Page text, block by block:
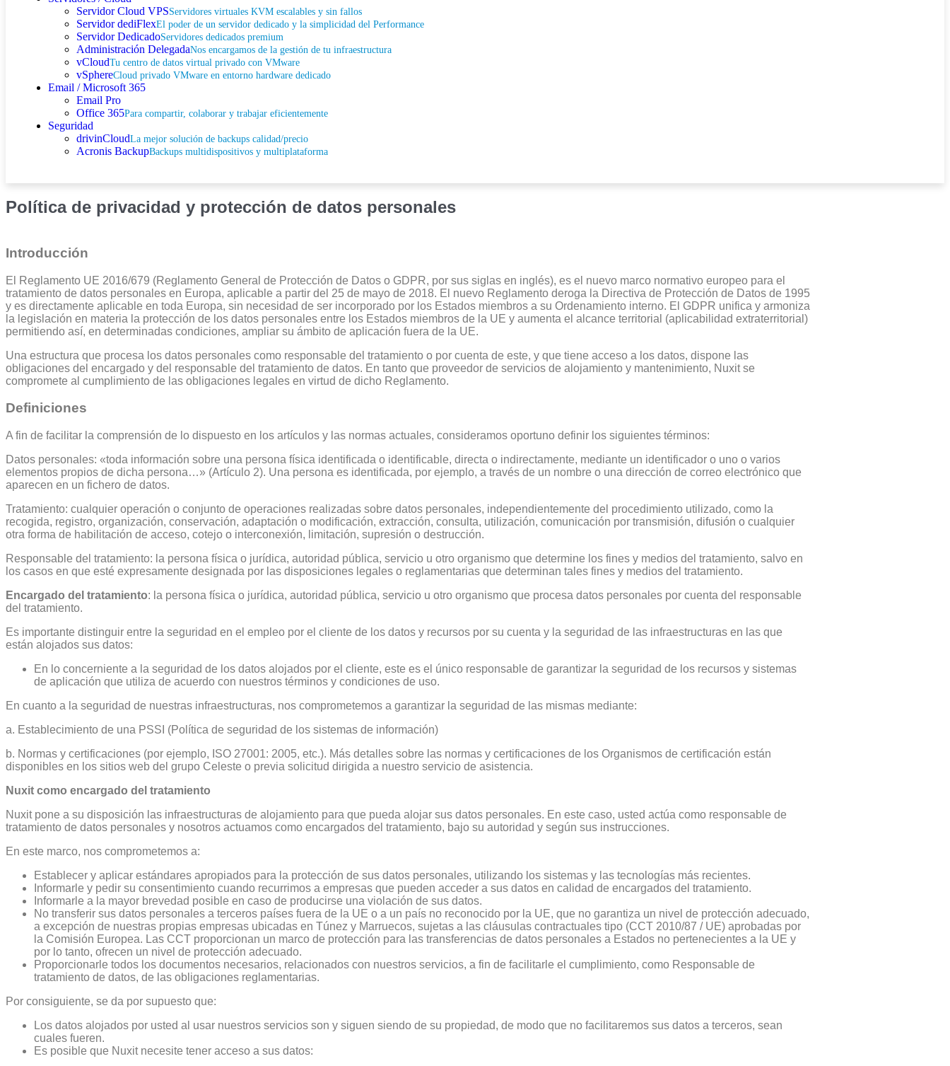
Servidor Cloud VPSServidores virtuales KVM escalables y sin fallos
Servidor dediFlexEl poder de un servidor dedicado y la simplicidad del Performance
Servidor DedicadoServidores dedicados premium
Administración DelegadaNos encargamos de la gestión de tu infraestructura
vCloudTu centro de datos virtual privado con VMware
vSphereCloud privado VMware en entorno hardware dedicado
Email / Microsoft 365
Email Pro
Office 365Para compartir, colaborar y trabajar eficientemente
Seguridad
drivinCloudLa mejor solución de backups calidad/precio
Acronis BackupBackups multidispositivos y multiplataforma
Política de privacidad y protección de datos personales
Introducción
El Reglamento UE 2016/679 (Reglamento General de Protección de Datos o GDPR, por sus siglas en inglés), es el nuevo marco normativo europeo para el
tratamiento de datos personales en Europa, aplicable a partir del 25 de mayo de 2018. El nuevo Reglamento deroga la Directiva de Protección de Datos de 1995
y es directamente aplicable en toda Europa, sin necesidad de ser incorporado por los Estados miembros a su Ordenamiento interno. El GDPR unifica y armoniza
la legislación en materia la protección de los datos personales entre los Estados miembros de la UE y aumenta el alcance territorial (aplicabilidad extraterritorial)
permitiendo así, en determinadas condiciones, ampliar su ámbito de aplicación fuera de la UE.
Una estructura que procesa los datos personales como responsable del tratamiento o por cuenta de este, y que tiene acceso a los datos, dispone las
obligaciones del encargado y del responsable del tratamiento de datos. En tanto que proveedor de servicios de alojamiento y mantenimiento, Nuxit se
compromete al cumplimiento de las obligaciones legales en virtud de dicho Reglamento.
Definiciones
A fin de facilitar la comprensión de lo dispuesto en los artículos y las normas actuales, consideramos oportuno definir los siguientes términos:
Datos personales: «toda información sobre una persona física identificada o identificable, directa o indirectamente, mediante un identificador o uno o varios
elementos propios de dicha persona…» (Artículo 2). Una persona es identificada, por ejemplo, a través de un nombre o una dirección de correo electrónico que
aparecen en un fichero de datos.
Tratamiento: cualquier operación o conjunto de operaciones realizadas sobre datos personales, independientemente del procedimiento utilizado, como la
recogida, registro, organización, conservación, adaptación o modificación, extracción, consulta, utilización, comunicación por transmisión, difusión o cualquier
otra forma de habilitación de acceso, cotejo o interconexión, limitación, supresión o destrucción.
Responsable del tratamiento: la persona física o jurídica, autoridad pública, servicio u otro organismo que determine los fines y medios del tratamiento, salvo en
los casos en que esté expresamente designada por las disposiciones legales o reglamentarias que determinan tales fines y medios del tratamiento.
Encargado del tratamiento: la persona física o jurídica, autoridad pública, servicio u otro organismo que procesa datos personales por cuenta del responsable
del tratamiento.
Es importante distinguir entre la seguridad en el empleo por el cliente de los datos y recursos por su cuenta y la seguridad de las infraestructuras en las que
están alojados sus datos:
En lo concerniente a la seguridad de los datos alojados por el cliente, este es el único responsable de garantizar la seguridad de los recursos y sistemas
de aplicación que utiliza de acuerdo con nuestros términos y condiciones de uso.
En cuanto a la seguridad de nuestras infraestructuras, nos comprometemos a garantizar la seguridad de las mismas mediante:
a. Establecimiento de una PSSI (Política de seguridad de los sistemas de información)
b. Normas y certificaciones (por ejemplo, ISO 27001: 2005, etc.). Más detalles sobre las normas y certificaciones de los Organismos de certificación están
disponibles en los sitios web del grupo Celeste o previa solicitud dirigida a nuestro servicio de asistencia.
Nuxit como encargado del tratamiento
Nuxit pone a su disposición las infraestructuras de alojamiento para que pueda alojar sus datos personales. En este caso, usted actúa como responsable de
tratamiento de datos personales y nosotros actuamos como encargados del tratamiento, bajo su autoridad y según sus instrucciones.
En este marco, nos comprometemos a:
Establecer y aplicar estándares apropiados para la protección de sus datos personales, utilizando los sistemas y las tecnologías más recientes.
Informarle y pedir su consentimiento cuando recurrimos a empresas que pueden acceder a sus datos en calidad de encargados del tratamiento.
Informarle a la mayor brevedad posible en caso de producirse una violación de sus datos.
No transferir sus datos personales a terceros países fuera de la UE o a un país no reconocido por la UE, que no garantiza un nivel de protección adecuado,
a excepción de nuestras propias empresas ubicadas en Túnez y Marruecos, sujetas a las cláusulas contractuales tipo (CCT 2010/87 / UE) aprobadas por
la Comisión Europea. Las CCT proporcionan un marco de protección para las transferencias de datos personales a Estados no pertenecientes a la UE y
por lo tanto, ofrecen un nivel de protección adecuado.
Proporcionarle todos los documentos necesarios, relacionados con nuestros servicios, a fin de facilitarle el cumplimiento, como Responsable de
tratamiento de datos, de las obligaciones reglamentarias.
Por consiguiente, se da por supuesto que:
Los datos alojados por usted al usar nuestros servicios son y siguen siendo de su propiedad, de modo que no facilitaremos sus datos a terceros, sean
cuales fueren.
Es posible que Nuxit necesite tener acceso a sus datos: